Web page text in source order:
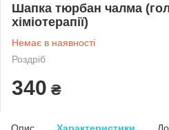
Шапка тюрбан чалма
хіміотерапії)
Немає в наявності
Роздріб
340 ₴
Опис Характеристики